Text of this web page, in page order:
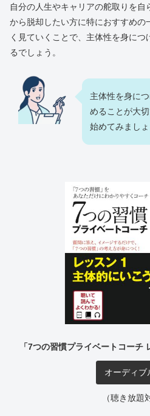
自分の人生やキャリアの舵取りを
から脱却したい方に特におすすめの
く見ていくことで、主体性を身につ
るでしょう。
主体性を身に
めることが大
始めてみましょ
「7つの習慣プライベートコーチ
オーディブ
（聴き放題